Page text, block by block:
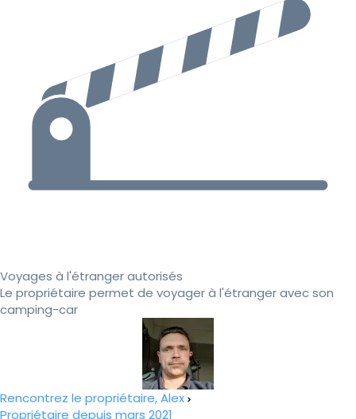
Voyages à l'étranger autorisés
Le propriétaire permet de voyager à l'étranger avec son
camping-car
Rencontrez le propriétaire, Alex
Propriétaire depuis mars 2021